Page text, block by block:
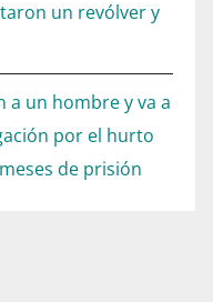
un revólver y
a un hombre y va a
por el hurto
de prisión